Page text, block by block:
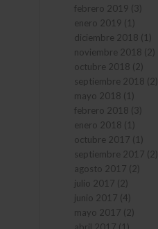
febrero 2019 (3)
enero 2019 (1)
diciembre 2018 (1)
noviembre 2018 (2)
octubre 2018 (2)
septiembre 2018 (2)
mayo 2018 (1)
febrero 2018 (3)
enero 2018 (1)
octubre 2017 (1)
septiembre 2017 (2)
agosto 2017 (2)
julio 2017 (2)
junio 2017 (4)
mayo 2017 (2)